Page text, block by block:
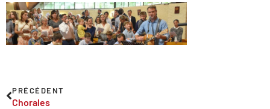
PRÉCÉDENT
Chorales